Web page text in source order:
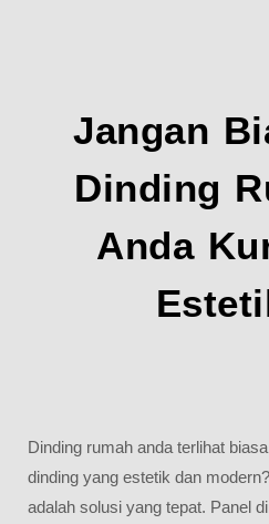
Jangan
Dinding
Anda
Dinding rumah anda terlihat
dinding yang estetik dan
adalah solusi yang tepat. Panel